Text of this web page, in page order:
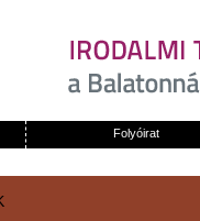
Folyóirat